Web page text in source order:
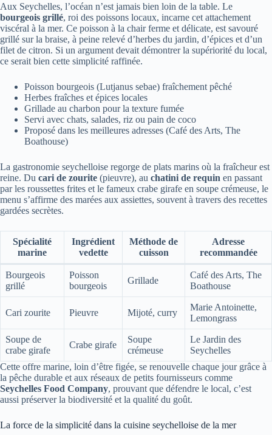
Aux Seychelles, l’océan n’est jamais bien loin de la table. Le
bourgeois grillé, roi des poissons locaux, incarne cet attachement
viscéral à la mer. Ce poisson à la chair ferme et délicate, est savouré
grillé sur la braise, à peine relevé d’herbes du jardin, d’épices et d’un
filet de citron. Si un argument devait démontrer la supériorité du local,
ce serait bien cette simplicité raffinée.
Poisson bourgeois (Lutjanus sebae) fraîchement pêché
Herbes fraîches et épices locales
Grillade au charbon pour la texture fumée
Servi avec chats, salades, riz ou pain de coco
Proposé dans les meilleures adresses (Café des Arts, The
Boathouse)
La gastronomie seychelloise regorge de plats marins où la fraîcheur est
reine. Du cari de zourite (pieuvre), au chatini de requin en passant
par les roussettes frites et le fameux crabe girafe en soupe crémeuse, le
menu s’affirme des marées aux assiettes, souvent à travers des recettes
gardées secrètes.
Spécialité
marine
Ingrédient
vedette
Méthode de
cuisson
Adresse
recommandée
Bourgeois
grillé
Poisson
bourgeois
Grillade
Café des Arts, The
Boathouse
Cari zourite Pieuvre Mijoté, curry
Marie Antoinette,
Lemongrass
Soupe de
crabe girafe
Crabe girafe
Soupe
crémeuse
Le Jardin des
Seychelles
Cette offre marine, loin d’être figée, se renouvelle chaque jour grâce à
la pêche durable et aux réseaux de petits fournisseurs comme
Seychelles Food Company, prouvant que défendre le local, c’est
aussi préserver la biodiversité et la qualité du goût.
La force de la simplicité dans la cuisine seychelloise de la mer